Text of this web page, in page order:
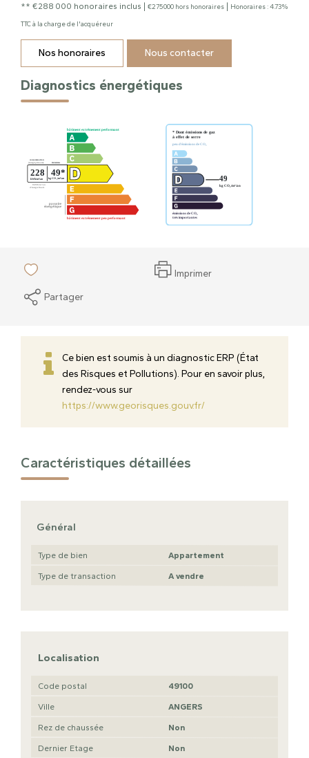
** €288 000 honoraires inclus | €275 000 hors honoraires | Honoraires : 4.73%
TTC à la charge de l'acquéreur
Nos honoraires Nous contacter
Diagnostics énergétiques
Imprimer
Partager
Ce bien est soumis à un diagnostic ERP (État
des Risques et Pollutions). Pour en savoir plus,
rendez-vous sur
https://www.georisques.gouv.fr/
Caractéristiques détaillées
Général
Type de bien Appartement
Type de transaction A vendre
Localisation
Code postal 49100
Ville ANGERS
Rez de chaussée Non
Dernier Etage Non